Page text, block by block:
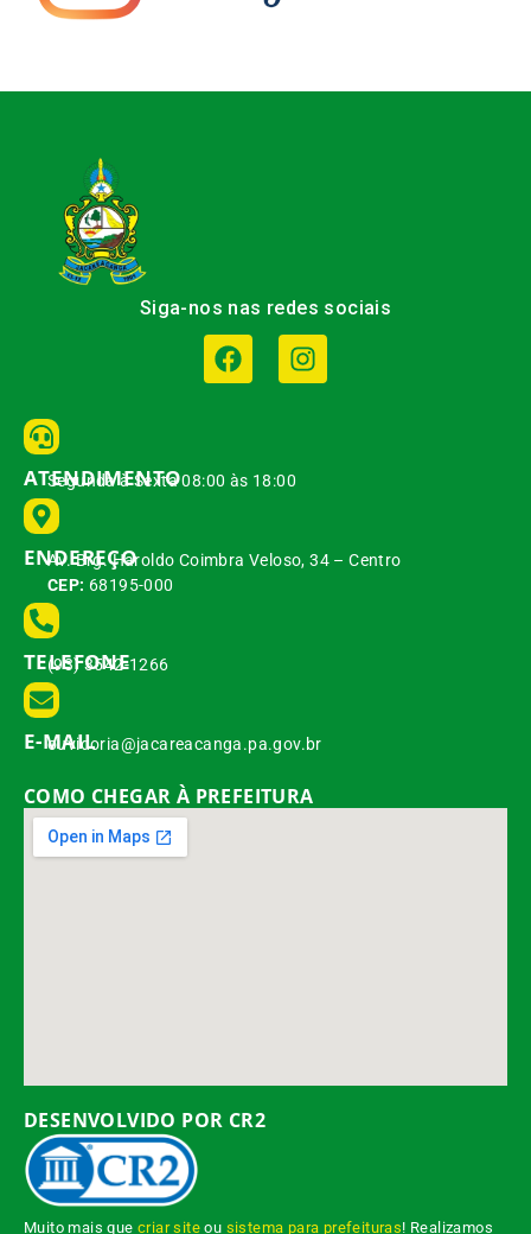
Siga-nos nas redes sociais
ATENDIMENTO
Segunda à Sexta 08:00 às 18:00
ENDEREÇO
Av. Brg. Haroldo Coimbra Veloso, 34 – Centro
CEP: 68195-000
TELEFONE
(93) 3542-1266
E-MAIL
ouvidoria@jacareacanga.pa.gov.br
COMO CHEGAR À PREFEITURA
DESENVOLVIDO POR CR2
Muito mais quecriar site ou sistema para prefeituras! Realizamos